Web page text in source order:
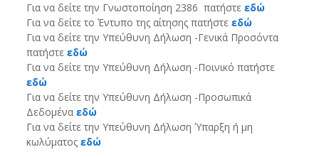
Για να δείτε την Γνωστοποίηση 2386 πατήστε εδώ
Για να δείτε το Έντυπο της αίτησης πατήστε εδώ
Για να δείτε την Υπεύθυνη Δήλωση -Γενικά Προσόντα
πατήστε εδώ
Για να δείτε την Υπεύθυνη Δήλωση -Ποινικό πατήστε
εδώ
Για να δείτε την Υπεύθυνη Δήλωση -Προσωπικά
Δεδομένα εδώ
Για να δείτε την Υπεύθυνη Δήλωση Ύπαρξη ή μη
κωλύματος εδώ